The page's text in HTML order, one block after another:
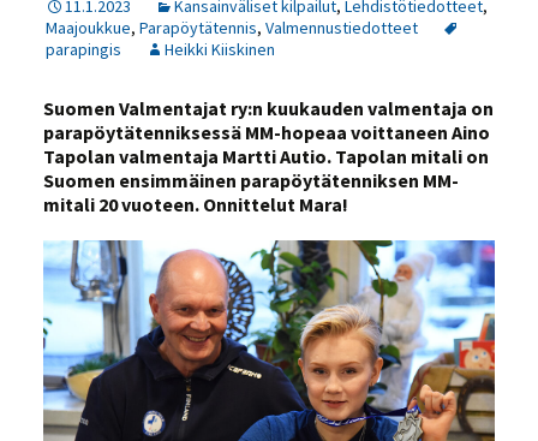
11.1.2023 Kansainväliset kilpailut, Lehdistötiedotteet,
Maajoukkue, Parapöytätennis, Valmennustiedotteet
parapingis
Heikki Kiiskinen
Suomen Valmentajat ry:n kuukauden valmentaja on
parapöytätenniksessä MM-hopeaa voittaneen Aino
Tapolan valmentaja Martti Autio. Tapolan mitali on
Suomen ensimmäinen parapöytätenniksen MM-
mitali 20 vuoteen. Onnittelut Mara!